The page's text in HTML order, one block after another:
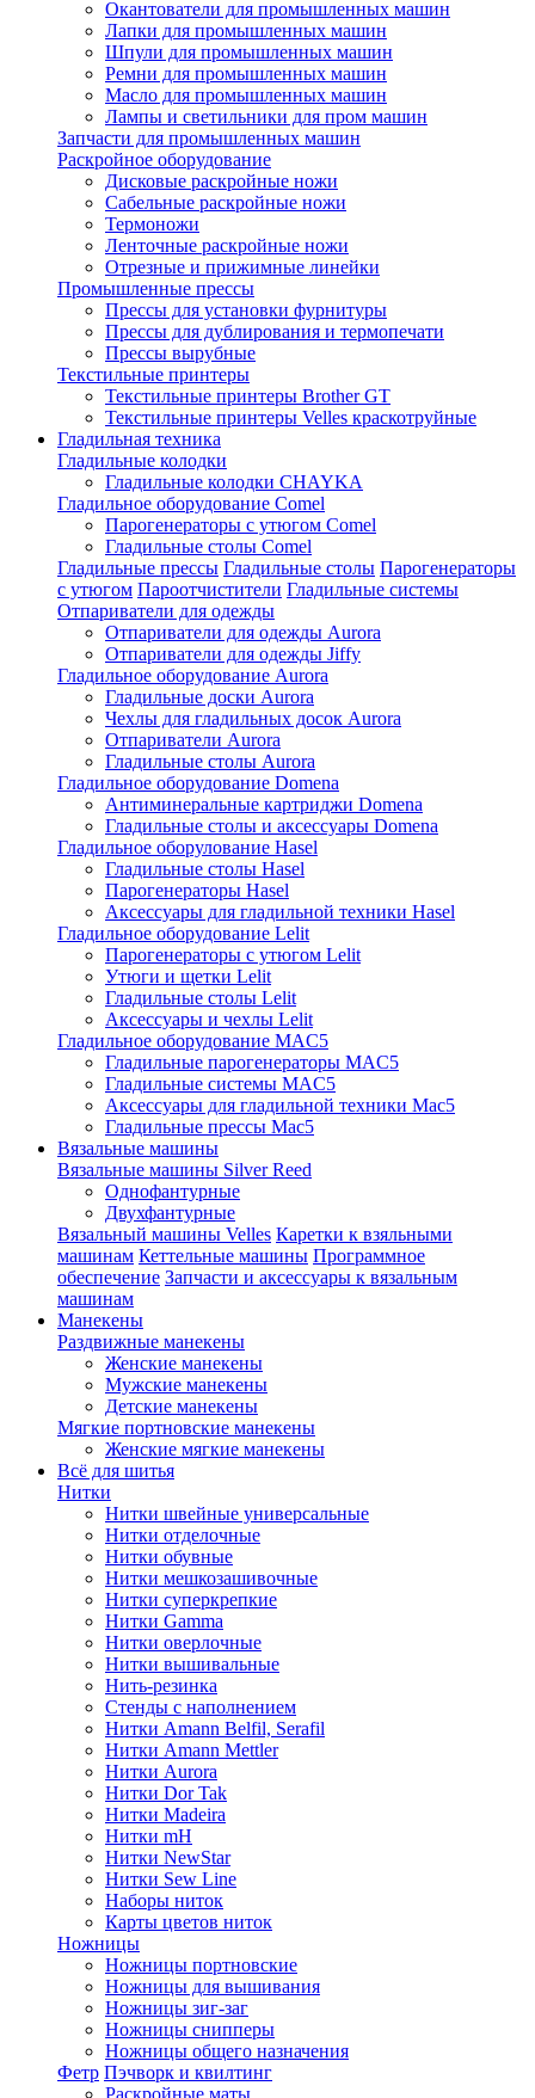
Окантователи для промышленных машин
Лапки для промышленных машин
Шпули для промышленных машин
Ремни для промышленных машин
Масло для промышленных машин
Лампы и светильники для пром машин
Запчасти для промышленных машин
Раскройное оборудование
Дисковые раскройные ножи
Сабельные раскройные ножи
Термоножи
Ленточные раскройные ножи
Отрезные и прижимные линейки
Промышленные прессы
Прессы для установки фурнитуры
Прессы для дублирования и термопечати
Прессы вырубные
Текстильные принтеры
Текстильные принтеры Brother GT
Текстильные принтеры Velles краскотруйные
Гладильная техника
Гладильные колодки
Гладильные колодки CHAYKA
Гладильное оборудование Comel
Парогенераторы с утюгом Comel
Гладильные столы Comel
Гладильные прессы Гладильные столы Парогенераторы
с утюгом Пароотчистители Гладильные системы
Отпариватели для одежды
Отпариватели для одежды Aurora
Отпариватели для одежды Jiffy
Гладильное оборудование Aurora
Гладильные доски Aurora
Чехлы для гладильных досок Aurora
Отпариватели Aurora
Гладильные столы Aurora
Гладильное оборудование Domena
Антиминеральные картриджи Domena
Гладильные столы и аксессуары Domena
Гладильное оборулование Hasel
Гладильные столы Hasel
Парогенераторы Hasel
Аксессуары для гладильной техники Hasel
Гладильное оборудование Lelit
Парогенераторы с утюгом Lelit
Утюги и щетки Lelit
Гладильные столы Lelit
Аксессуары и чехлы Lelit
Гладильное оборудование MAC5
Гладильные парогенераторы MAC5
Гладильные системы MAC5
Аксессуары для гладильной техники Mac5
Гладильные прессы Mac5
Вязальные машины
Вязальные машины Silver Reed
Однофантурные
Двухфантурные
Вязальный машины Velles Каретки к взяльными
машинам Кеттельные машины Программное
обеспечение Запчасти и аксессуары к вязальным
машинам
Манекены
Раздвижные манекены
Женские манекены
Мужские манекены
Детские манекены
Мягкие портновские манекены
Женские мягкие манекены
Всё для шитья
Нитки
Нитки швейные универсальные
Нитки отделочные
Нитки обувные
Нитки мешкозашивочные
Нитки суперкрепкие
Нитки Gamma
Нитки оверлочные
Нитки вышивальные
Нить-резинка
Стенды с наполнением
Нитки Amann Belfil, Serafil
Нитки Amann Mettler
Нитки Aurora
Нитки Dor Tak
Нитки Madeira
Нитки mH
Нитки NewStar
Нитки Sew Line
Наборы ниток
Карты цветов ниток
Ножницы
Ножницы портновские
Ножницы для вышивания
Ножницы зиг-заг
Ножницы снипперы
Ножницы общего назначения
Фетр Пэчворк и квилтинг
Раскройные маты